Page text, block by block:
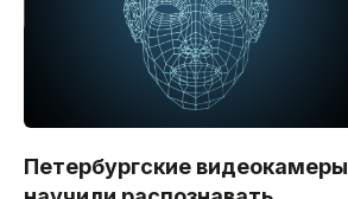
Петербургские видеокамеры